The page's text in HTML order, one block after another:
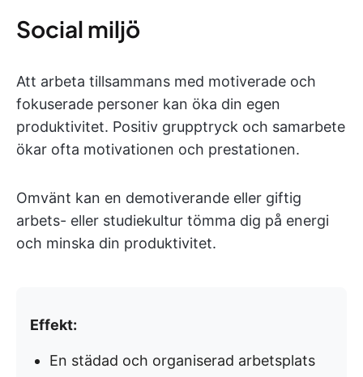
Social miljö
Att arbeta tillsammans med motiverade och
fokuserade personer kan öka din egen
produktivitet. Positiv grupptryck och samarbete
ökar ofta motivationen och prestationen.
Omvänt kan en demotiverande eller giftig
arbets- eller studiekultur tömma dig på energi
och minska din produktivitet.
Effekt:
En städad och organiserad arbetsplats